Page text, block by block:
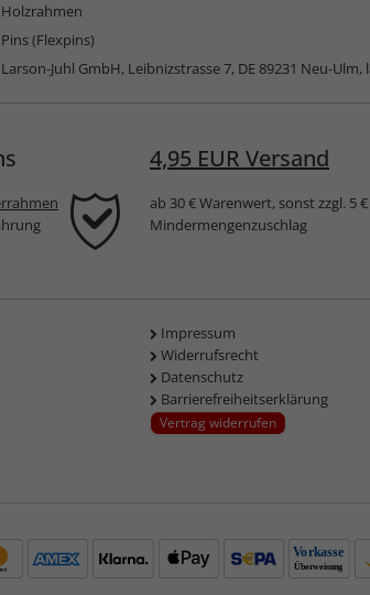
Holzrahmen
Pins (Flexpins)
Larson-Juhl GmbH, Leibnizstrasse 7, DE 89231 Neu-Ulm,
4,95 EUR Versand
ab 30 € Warenwert, sonst zzgl. 5 €
Mindermengenzuschlag
Impressum
Widerrufsrecht
Datenschutz
Barrierefreiheitserklärung
Vertrag widerrufen